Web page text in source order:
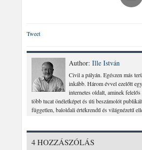
Tweet
Author: Ille István
Civil a pályán. Egészen más
inkább. Három évvel ezelőtt
internetes oldalt, aminek
több tucat önéletképet és úti beszámolót
független, baloldali értékrendű és világnézetű
4 HOZZÁSZÓLÁS